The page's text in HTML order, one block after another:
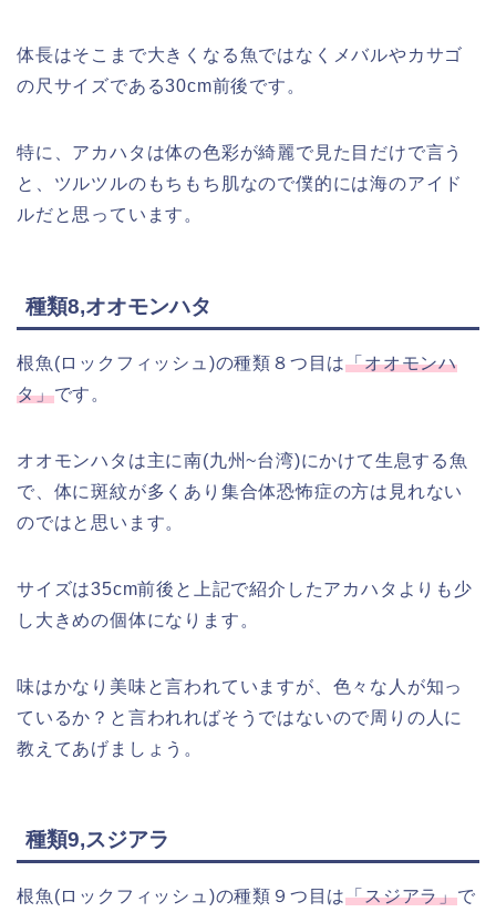
体長はそこまで大きくなる魚ではなくメバルやカサゴ
の尺サイズである30cm前後です。
特に、アカハタは体の色彩が綺麗で見た目だけで言う
と、ツルツルのもちもち肌なので僕的には海のアイド
ルだと思っています。
種類8,オオモンハタ
根魚(ロックフィッシュ)の種類８つ目は「オオモンハ
タ」です。
オオモンハタは主に南(九州~台湾)にかけて生息する魚
で、体に斑紋が多くあり集合体恐怖症の方は見れない
のではと思います。
サイズは35cm前後と上記で紹介したアカハタよりも少
し大きめの個体になります。
味はかなり美味と言われていますが、色々な人が知っ
ているか？と言われればそうではないので周りの人に
教えてあげましょう。
種類9,スジアラ
根魚(ロックフィッシュ)の種類９つ目は「スジアラ」で